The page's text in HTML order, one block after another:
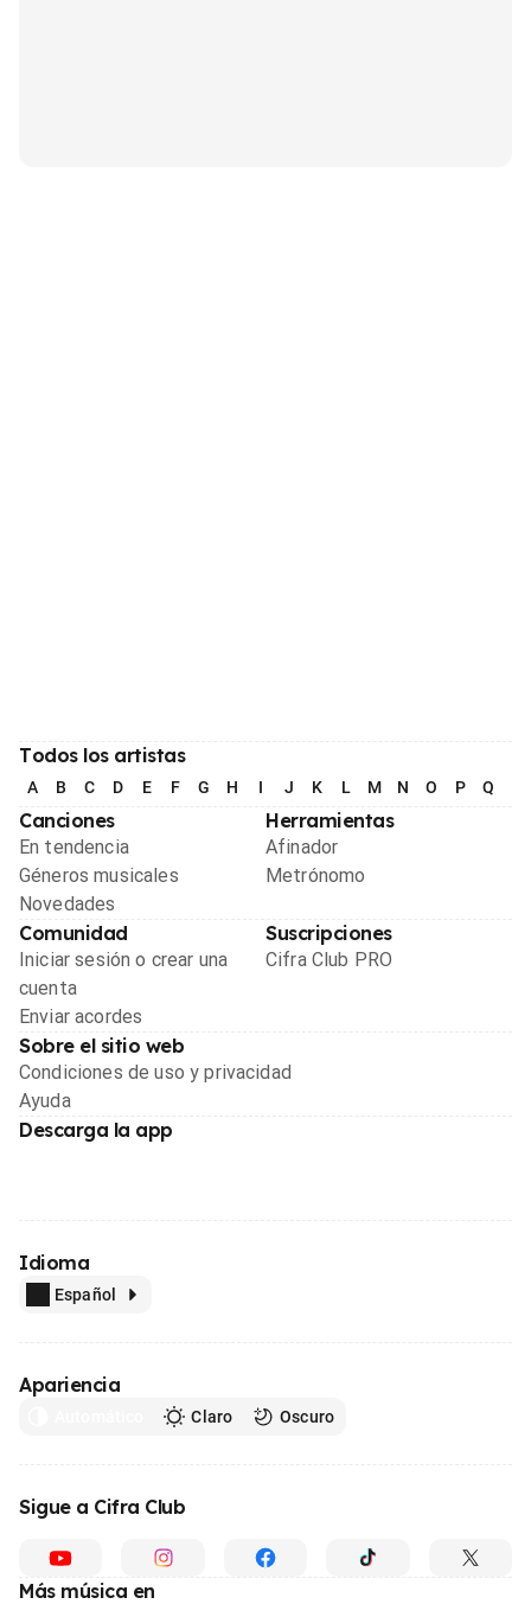
Todos los artistas
A B C D E F G H I J K L M N O P Q
Canciones
En tendencia
Géneros musicales
Novedades
Herramientas
Afinador
Metrónomo
Comunidad
Iniciar sesión o crear una
cuenta
Enviar acordes
Suscripciones
Cifra Club PRO
Sobre el sitio web
Condiciones de uso y privacidad
Ayuda
Descarga la app
Idioma
Español
Apariencia
Claro Oscuro
Sigue a Cifra Club
Más música en